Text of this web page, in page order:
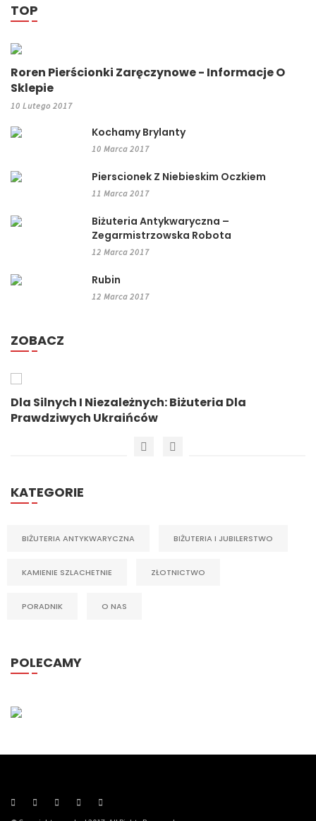
TOP
Roren Pierścionki Zaręczynowe - Informacje O
Sklepie
10 Lutego 2017
Kochamy Brylanty
10 Marca 2017
Pierscionek Z Niebieskim Oczkiem
11 Marca 2017
Biżuteria Antykwaryczna –
Zegarmistrzowska Robota
12 Marca 2017
Rubin
12 Marca 2017
ZOBACZ
Dla Silnych I Niezależnych: Biżuteria Dla
Prawdziwych Ukraińców
KATEGORIE
BIŻUTERIA ANTYKWARYCZNA BIŻUTERIA I JUBILERSTWO
KAMIENIE SZLACHETNIE ZŁOTNICTWO
PORADNIK O NAS
POLECAMY